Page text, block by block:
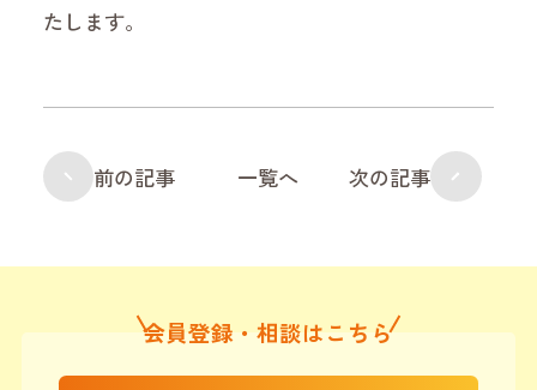
たします。
前の記事 一覧へ 次の記事
会員登録・相談はこちら